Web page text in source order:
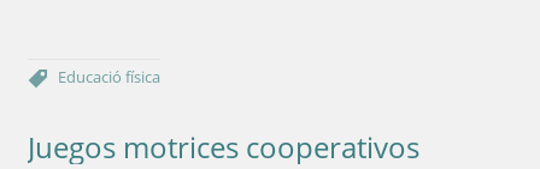
Educació física
Juegos motrices cooperativos